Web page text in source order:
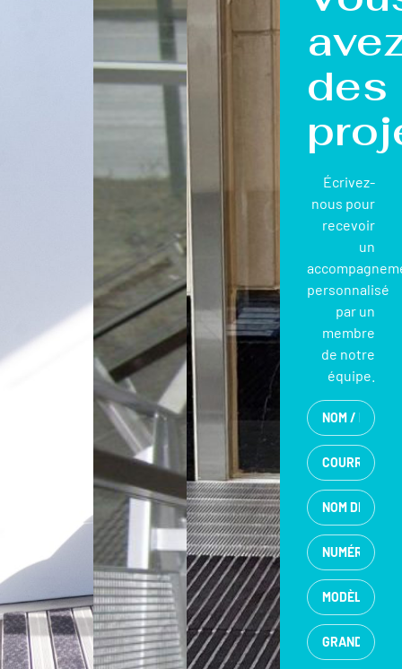
des
Écrivez-
nous pour
recevoir
un
personnalisé
par un
membre
de notre
équipe.